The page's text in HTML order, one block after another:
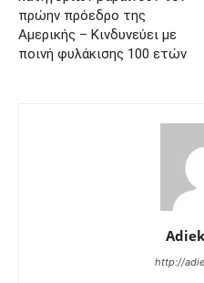
πρώην πρόεδρο της
Αμερικής – Κινδυνεύει με
ποινή φυλάκισης 100 ετών
http://